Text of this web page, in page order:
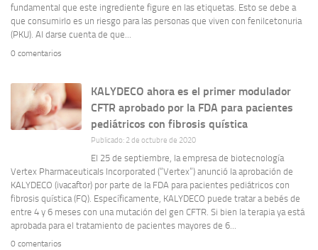
fundamental que este ingrediente figure en las etiquetas. Esto se debe a
que consumirlo es un riesgo para las personas que viven con fenilcetonuria
(PKU). Al darse cuenta de que...
0 comentarios
KALYDECO ahora es el primer modulador
CFTR aprobado por la FDA para pacientes
pediátricos con fibrosis quística
Publicado: 2 de octubre de 2020
El 25 de septiembre, la empresa de biotecnología
Vertex Pharmaceuticals Incorporated (“Vertex”) anunció la aprobación de
KALYDECO (ivacaftor) por parte de la FDA para pacientes pediátricos con
fibrosis quística (FQ). Específicamente, KALYDECO puede tratar a bebés de
entre 4 y 6 meses con una mutación del gen CFTR. Si bien la terapia ya está
aprobada para el tratamiento de pacientes mayores de 6...
0 comentarios